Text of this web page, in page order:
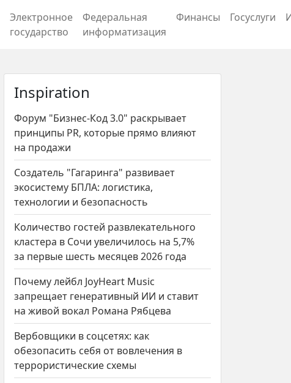
Электронное
государство
Федеральная
информатизация
Финансы Госуслуги
Inspiration
Форум "Бизнес-Код 3.0" раскрывает
принципы PR, которые прямо влияют
на продажи
Создатель "Гагаринга" развивает
экосистему БПЛА: логистика,
технологии и безопасность
Количество гостей развлекательного
кластера в Сочи увеличилось на 5,7%
за первые шесть месяцев 2026 года
Почему лейбл JoyHeart Music
запрещает генеративный ИИ и ставит
на живой вокал Романа Рябцева
Вербовщики в соцсетях: как
обезопасить себя от вовлечения в
террористические схемы